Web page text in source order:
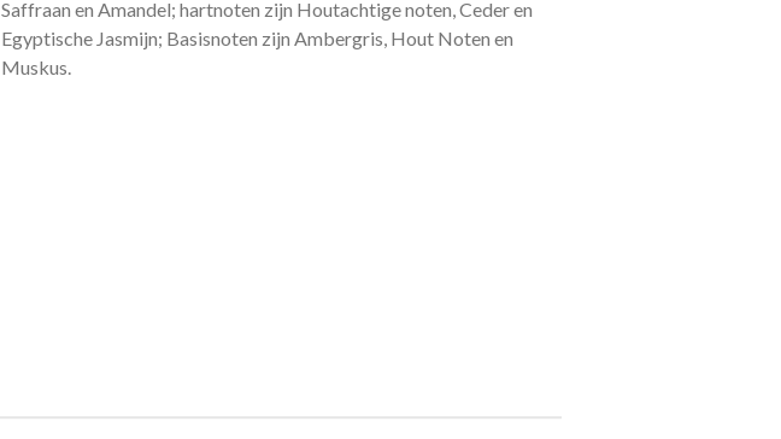
Saffraan en Amandel; hartnoten zijn Houtachtige noten, Ceder en
Egyptische Jasmijn; Basisnoten zijn Ambergris, Hout Noten en
Muskus.